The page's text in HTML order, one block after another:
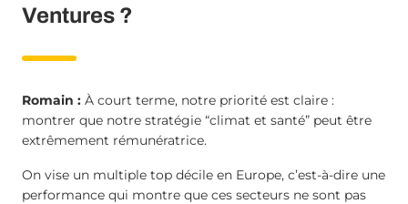
Ventures ?
Romain : À court terme, notre priorité est claire :
montrer que notre stratégie “climat et santé” peut être
extrêmement rémunératrice.
On vise un multiple top décile en Europe, c’est-à-dire une
performance qui montre que ces secteurs ne sont pas